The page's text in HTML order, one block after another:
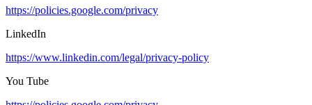
https://policies.google.com/privacy
LinkedIn
https://www.linkedin.com/legal/privacy-policy
You Tube